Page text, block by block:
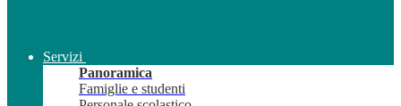
Servizi
Panoramica
Famiglie e studenti